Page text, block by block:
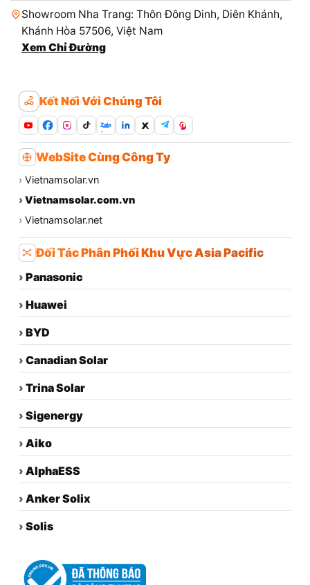
Showroom Nha Trang: Thôn Đông Dinh, Diên Khánh,
Khánh Hòa 57506, Việt Nam
Xem Chỉ Đường
Kết Nối Với Chúng Tôi
Zalo
WebSite Cùng Công Ty
› Vietnamsolar.vn
› Vietnamsolar.com.vn
› Vietnamsolar.net
Đối Tác Phân Phối Khu Vực Asia Pacific
› Panasonic
› Huawei
› BYD
› Canadian Solar
› Trina Solar
› Sigenergy
› Aiko
› AlphaESS
› Anker Solix
› Solis